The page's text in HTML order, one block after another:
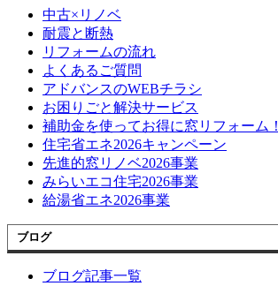
中古×リノベ
耐震と断熱
リフォームの流れ
よくあるご質問
アドバンスのWEBチラシ
お困りごと解決サービス
補助金を使ってお得に窓リフォーム！
住宅省エネ2026キャンペーン
先進的窓リノベ2026事業
みらいエコ住宅2026事業
給湯省エネ2026事業
ブログ
ブログ記事一覧